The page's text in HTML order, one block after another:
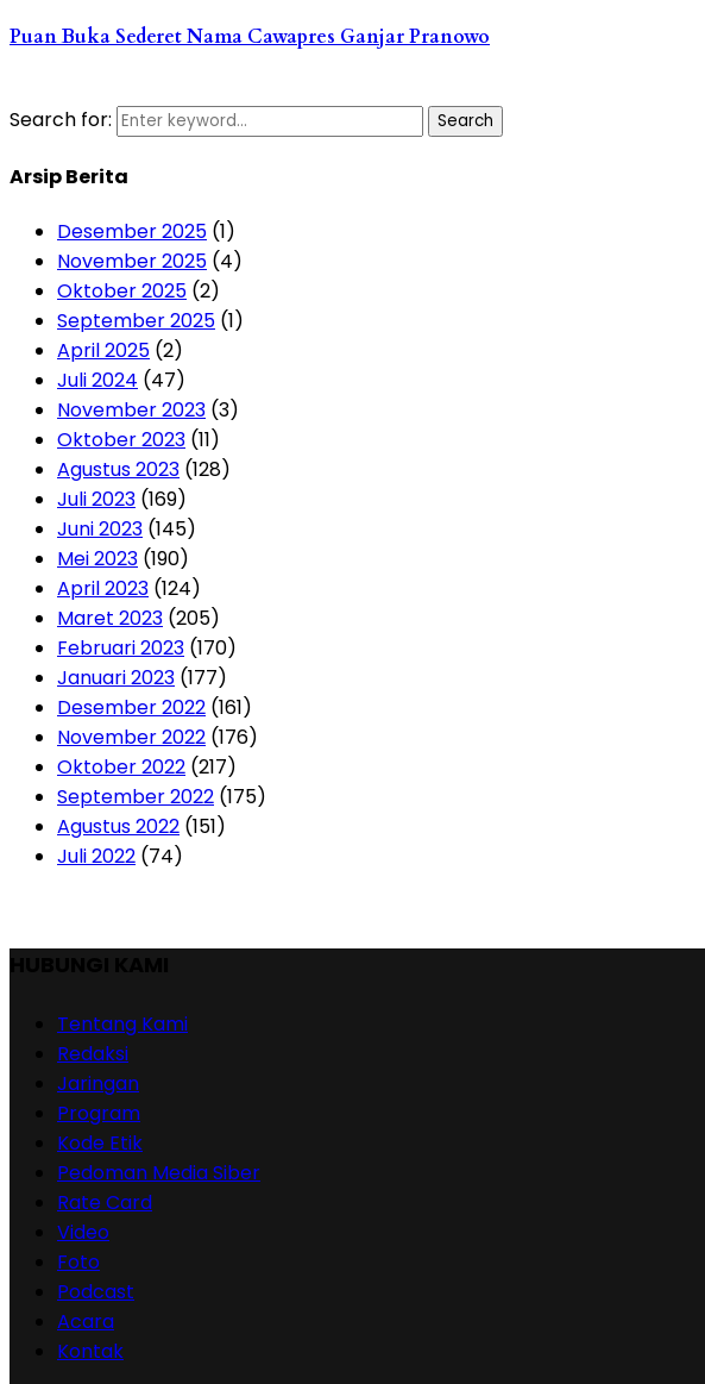
Puan Buka Sederet Nama Cawapres Ganjar Pranowo
Search for: Search
Arsip Berita
Desember 2025 (1)
November 2025 (4)
Oktober 2025 (2)
September 2025 (1)
April 2025 (2)
Juli 2024 (47)
November 2023 (3)
Oktober 2023 (11)
Agustus 2023 (128)
Juli 2023 (169)
Juni 2023 (145)
Mei 2023 (190)
April 2023 (124)
Maret 2023 (205)
Februari 2023 (170)
Januari 2023 (177)
Desember 2022 (161)
November 2022 (176)
Oktober 2022 (217)
September 2022 (175)
Agustus 2022 (151)
Juli 2022 (74)
Tentang Kami
Redaksi
Jaringan
Program
Kode Etik
Pedoman Media Siber
Rate Card
Video
Foto
Podcast
Acara
Kontak